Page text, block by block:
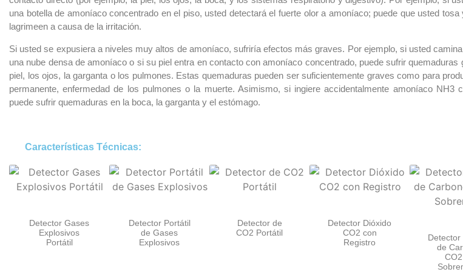
una botella de amoníaco concentrado en el piso, usted detectará el fuerte olor a amoníaco; puede que usted tosa
lagrimeen a causa de la irritación.
Si usted se expusiera a niveles muy altos de amoníaco, sufriría efectos más graves. Por ejemplo, si usted
una nube densa de amoníaco o si su piel entra en contacto con amoníaco concentrado, puede sufrir quemaduras
piel, los ojos, la garganta o los pulmones. Estas quemaduras pueden ser suficientemente graves como para
permanente, enfermedad de los pulmones o la muerte. Asimismo, si ingiere accidentalmente amoníaco NH3
puede sufrir quemaduras en la boca, la garganta y el estómago.
Características Técnicas:
Detector Gases
Explosivos
Portátil
Detector Portátil
de Gases
Explosivos
Detector de
CO2 Portátil
Detector Dióxido
CO2 con
Registro
Detector
de